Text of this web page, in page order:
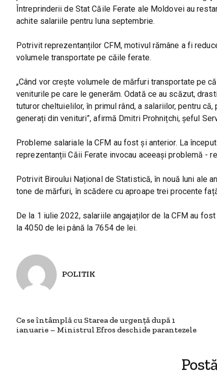
Întreprinderii de Stat Căile Ferate ale Moldovei au
achite salariile pentru luna septembrie.
Potrivit reprezentanților CFM, motivul rămâne a fi
volumele transportate pe căile ferate.
„Când vor crește volumele de mărfuri transportate pe
veniturile pe care le generăm. Odată ce au scăzut,
tuturor cheltuielilor, în primul rând, a salariilor, pentru
generați din venituri”, afirmă Dmitri Prohnițchi, șeful
Probleme salariale la CFM au fost și anterior. La
reprezentanții Căii Ferate invocau aceeași problemă -
Potrivit Biroului Național de Statistică, în nouă luni ale
tone de mărfuri, în scădere cu aproape trei procente
De la 1 iulie 2022, salariile angajaților de la CFM au
la 4050 de lei până la 7654 de lei.
POLITIK
Ce se întâmplă cu Starea de urgență după 1
ianuarie – Ministrul Efros deschide parantezele